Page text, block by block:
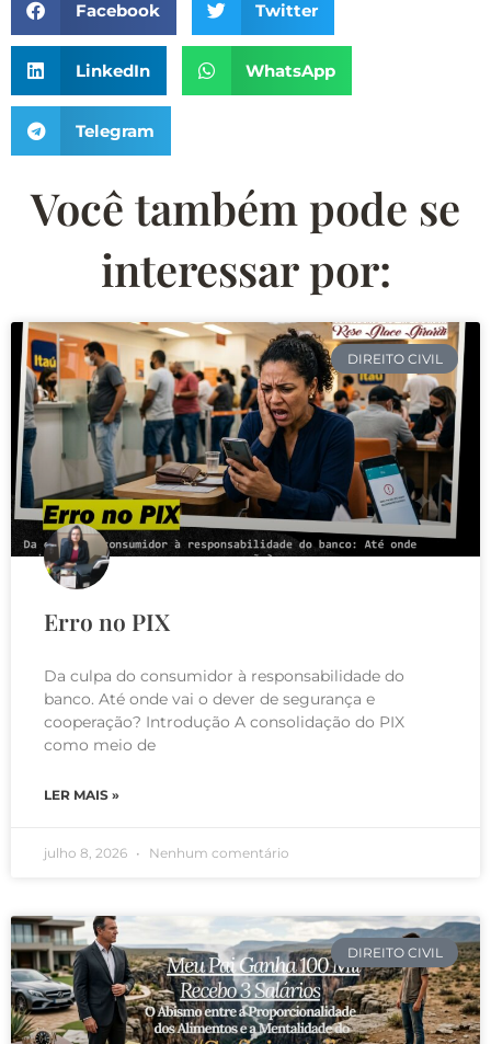
Facebook Twitter
LinkedIn WhatsApp
Telegram
Você também pode se
interessar por:
DIREITO CIVIL
Erro no PIX
Da culpa do consumidor à responsabilidade do
banco. Até onde vai o dever de segurança e
cooperação? Introdução A consolidação do PIX
como meio de
LER MAIS »
julho 8, 2026 Nenhum comentário
DIREITO CIVIL